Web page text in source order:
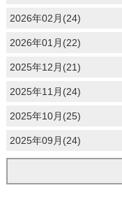
2026年02月(24)
2026年01月(22)
2025年12月(21)
2025年11月(24)
2025年10月(25)
2025年09月(24)